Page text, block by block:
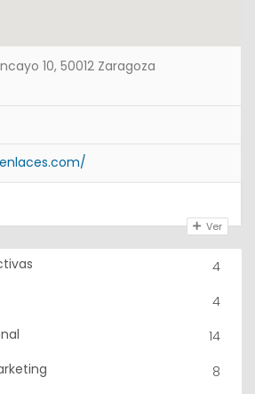
10, 50012 Zaragoza
Ver
4
4
14
8